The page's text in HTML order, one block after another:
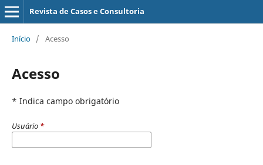
Revista de Casos e Consultoria
Início / Acesso
Acesso
* Indica campo obrigatório
Usuário *